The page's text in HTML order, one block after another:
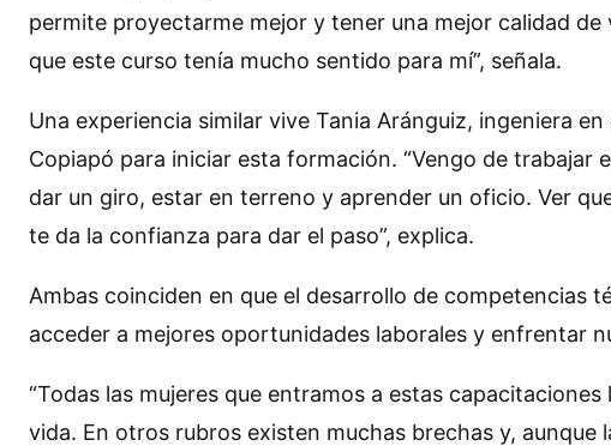
permite proyectarme mejor y tener una mejor calidad
que este curso tenía mucho sentido para mí”, señala.
Una experiencia similar vive Tania Aránguiz, ingeniera
Copiapó para iniciar esta formación. “Vengo de trabajar
dar un giro, estar en terreno y aprender un oficio. Ver
te da la confianza para dar el paso”, explica.
Ambas coinciden en que el desarrollo de competencias
acceder a mejores oportunidades laborales y enfrentar
“Todas las mujeres que entramos a estas
vida. En otros rubros existen muchas brechas y, aunque